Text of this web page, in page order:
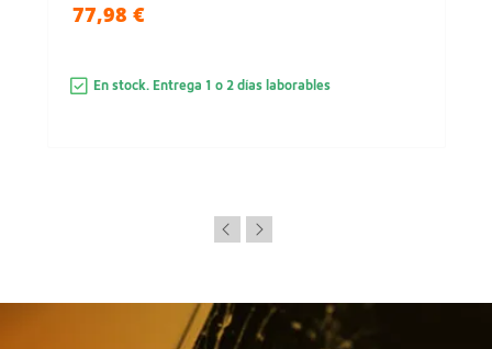
77,98 €
En stock. Entrega 1 o 2 días laborables